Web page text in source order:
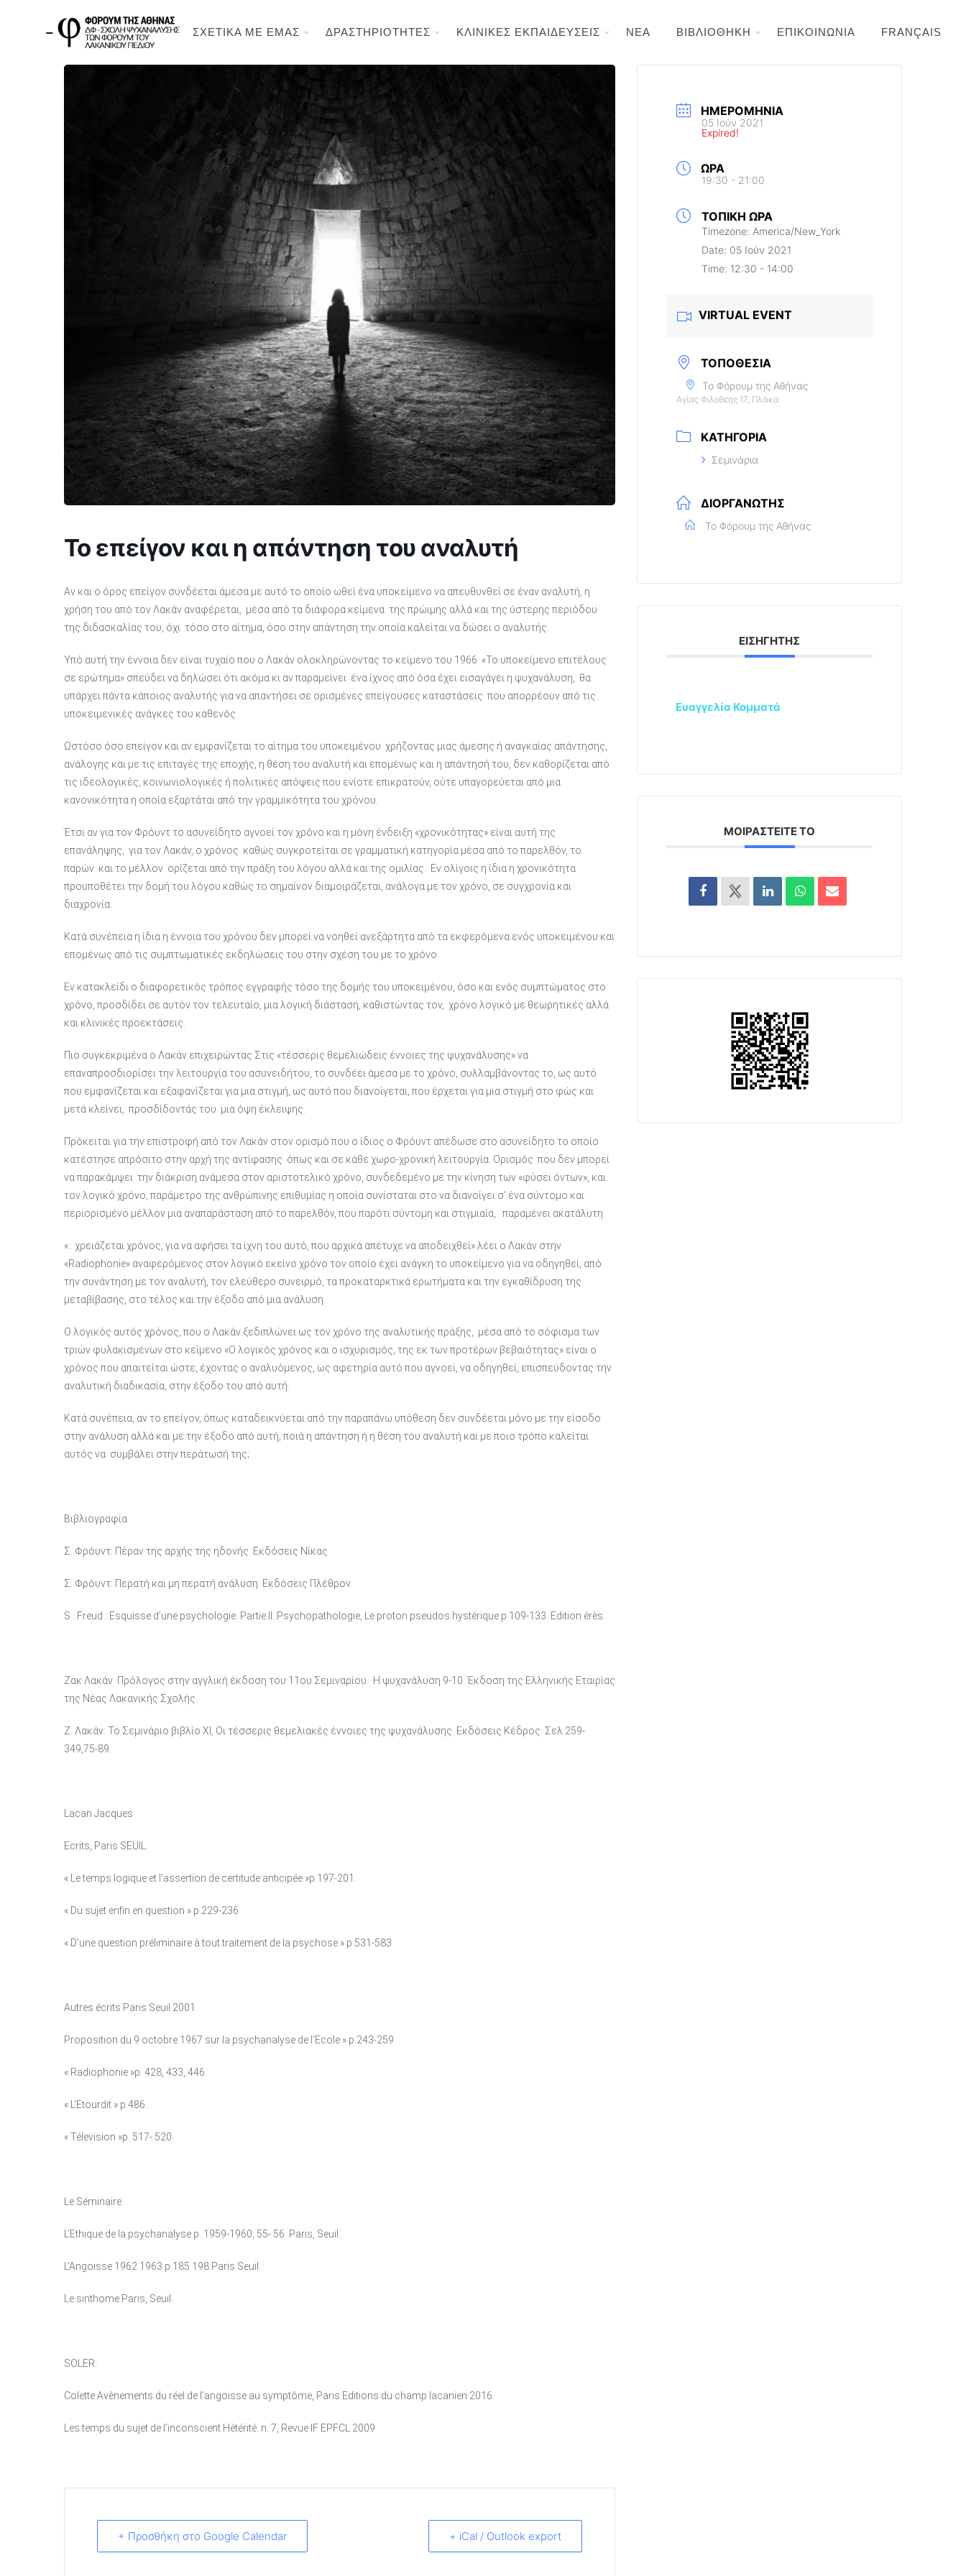
ΣΧΕΤΙΚΑ ΜΕ ΕΜΑΣ ΔΡΑΣΤΗΡΙΟΤΗΤΕΣ ΚΛΙΝΙΚΕΣ ΕΚΠΑΙΔΕΥΣΕΙΣ ΝΕΑ ΒΙΒΛΙΟΘΗΚΗ ΕΠΙΚΟΙΝΩΝΙΑ FRANÇAIS
Το επείγον και η απάντηση του αναλυτή
Αν και ο όρος επείγον συνδέεται άμεσα με αυτό το οποίο ωθεί ένα υποκείμενο να απευθυνθεί σε έναν αναλυτή, η
χρήση του από τον Λακάν αναφέρεται, μέσα από τα διάφορα κείμενα της πρώιμης αλλά και της ύστερης περιόδου
της διδασκαλίας του, όχι τόσο στο αίτημα, όσο στην απάντηση την οποία καλείται να δώσει ο αναλυτής.
Υπό αυτή την έννοια δεν είναι τυχαίο που ο Λακάν ολοκληρώνοντας το κείμενο του 1966 «Το υποκείμενο επιτέλους
σε ερώτημα» σπεύδει να δηλώσει ότι ακόμα κι αν παραμείνει ένα ίχνος από όσα έχει εισαγάγει η ψυχανάλυση, θα
υπάρχει πάντα κάποιος αναλυτής για να απαντήσει σε ορισμένες επείγουσες καταστάσεις που απορρέουν από τις
υποκειμενικές ανάγκες του καθενός.
Ωστόσο όσο επείγον και αν εμφανίζεται το αίτημα του υποκειμένου χρήζοντας μιας άμεσης ή αναγκαίας απάντησης,
ανάλογης και με τις επιταγές της εποχής, η θέση του αναλυτή και επομένως και η απάντησή του, δεν καθορίζεται από
τις ιδεολογικές, κοινωνιολογικές ή πολιτικές απόψεις που ενίοτε επικρατούν, ούτε υπαγορεύεται από μια
κανονικότητα η οποία εξαρτάται από την γραμμικότητα του χρόνου.
Έτσι αν για τον Φρόυντ το ασυνείδητο αγνοεί τον χρόνο και η μόνη ένδειξη «χρονικότητας» είναι αυτή της
επανάληψης, για τον Λακάν, ο χρόνος καθώς συγκροτείται σε γραμματική κατηγορία μέσα από το παρελθόν, το
παρών και το μέλλον ορίζεται από την πράξη του λόγου αλλά και της ομιλίας. Εν ολίγοις η ίδια η χρονικότητα
προυποθέτει την δομή του λόγου καθώς το σημαίνον διαμοιράζεται, ανάλογα με τον χρόνο, σε συγχρονία και
διαχρονία.
Κατά συνέπεια η ίδια η έννοια του χρόνου δεν μπορεί να νοηθεί ανεξάρτητα από τα εκφερόμενα ενός υποκειμένου και
επομένως από τις συμπτωματικές εκδηλώσεις του στην σχέση του με το χρόνο.
Εν κατακλείδι ο διαφορετικός τρόπος εγγραφής τόσο της δομής του υποκειμένου, όσο και ενός συμπτώματος στο
χρόνο, προσδίδει σε αυτόν τον τελευταίο, μια λογική διάσταση, καθιστώντας τον, χρόνο λογικό με θεωρητικές αλλά
και κλινικές προεκτάσεις.
Πιο συγκεκριμένα ο Λακάν επιχειρώντας Στις «τέσσερις θεμελιώδεις έννοιες της ψυχανάλυσης» να
επαναπροσδιορίσει την λειτουργία του ασυνειδήτου, το συνδέει άμεσα με το χρόνο, συλλαμβάνοντας το, ως αυτό
που εμφανίζεται και εξαφανίζεται για μια στιγμή, ως αυτό που διανοίγεται, που έρχεται για μια στιγμή στο φώς και
μετά κλείνει, προσδίδοντάς του μια όψη έκλειψης.
Πρόκειται για την επιστροφή από τον Λακάν στον ορισμό που ο ίδιος ο Φρόυντ απέδωσε στο ασυνείδητο το οποίο
κατέστησε απρόσιτο στην αρχή της αντίφασης όπως και σε κάθε χωρο-χρονική λειτουργία. Ορισμός που δεν μπορεί
να παρακάμψει την διάκριση ανάμεσα στον αριστοτελικό χρόνο, συνδεδεμένο με την κίνηση των «φύσει όντων», και
τον λογικό χρόνο, παράμετρο της ανθρώπινης επιθυμίας η οποία συνίσταται στο να διανοίγει σ’ ένα σύντομο και
περιορισμένο μέλλον μια αναπαράσταση από το παρελθόν, που παρότι σύντομη και στιγμιαία, παραμένει ακατάλυτη.
«…χρειάζεται χρόνος, για να αφήσει τα ίχνη του αυτό, που αρχικά απέτυχε να αποδειχθεί» λέει ο Λακάν στην
«Radiophonie» αναφερόμενος στον λογικό εκείνο χρόνο τον οποίο έχει ανάγκη το υποκείμενο για να οδηγηθεί, από
την συνάντηση με τον αναλυτή, τον ελεύθερο συνειρμό, τα προκαταρκτικά ερωτήματα και την εγκαθίδρυση της
μεταβίβασης, στο τέλος και την έξοδο από μια ανάλυση.
Ο λογικός αυτός χρόνος, που ο Λακάν ξεδιπλώνει ως τον χρόνο της αναλυτικής πράξης, μέσα από το σόφισμα των
τριών φυλακισμένων στο κείμενο «Ο λογικός χρόνος και ο ισχυρισμός, της εκ των προτέρων βεβαιότητας» είναι ο
χρόνος που απαιτείται ώστε, έχοντας ο αναλυόμενος, ως αφετηρία αυτό που αγνοεί, να οδηγηθεί, επισπεύδοντας την
αναλυτική διαδικασία, στην έξοδο του από αυτή.
Κατά συνέπεια, αν το επείγον, όπως καταδεικνύεται από την παραπάνω υπόθεση δεν συνδέεται μόνο με την είσοδο
στην ανάλυση αλλά και με την έξοδο από αυτή, ποιά η απάντηση ή η θέση του αναλυτή και με ποιο τρόπο καλείται
αυτός να συμβάλει στην περάτωσή της;
Βιβλιογραφία
Σ. Φρόυντ: Πέραν της αρχής της ηδονής. Εκδόσεις Νίκας
Σ. Φρόυντ: Περατή και μη περατή ανάλυση. Εκδόσεις Πλέθρον.
S : Freud : Esquisse d’une psychologie. Partie II. Psychopathologie, Le proton pseudos hystérique p.109-133. Εdition érès.
Ζακ Λακάν: Πρόλογος στην αγγλική έκδοση του 11ου Σεμιναρίου. Η ψυχανάλυση 9-10. Έκδοση της Ελληνικής Εταιρίας
της Νέας Λακανικής Σχολής.
Ζ. Λακάν: Το Σεμινάριο βιβλίο ΧΙ, Οι τέσσερις θεμελιακές έννοιες της ψυχανάλυσης. Εκδόσεις Κέδρος. Σελ.259-
349,75-89.
Lacan Jacques
Ecrits, Paris SEUIL.
« Le temps logique et l’assertion de certitude anticipée »p.197-201.
« Du sujet enfin en question » p.229-236
« D’une question préliminaire à tout traitement de la psychose » p.531-583
Autres écrits Paris Seuil 2001
Proposition du 9 octobre 1967 sur la psychanalyse de l’Ecole » p.243-259
« Radiophonie »p. 428, 433, 446.
« L’Etourdit » p.486.
« Télevision »p. 517- 520.
Le Séminaire
L’Ethique de la psychanalyse p. 1959-1960, 55- 56. Paris, Seuil.
L’Angoisse 1962 1963 p 185 198 Paris Seuil.
Le sinthome Paris, Seuil.
SOLER:
Colette Avènements du réel de l’angoisse au symptôme, Paris Editions du champ lacanien 2016.
Les temps du sujet de l’inconscient Hétérité. n. 7, Revue IF EPFCL 2009
+ Προσθήκη στο Google Calendar + iCal / Outlook export
ΗΜΕΡΟΜΗΝΊΑ
05 Ιούν 2021
Expired!
ΏΡΑ
19:30 - 21:00
ΤΟΠΙΚΉ ΏΡΑ
Timezone: America/New_York
Date: 05 Ιούν 2021
Time: 12:30 - 14:00
VIRTUAL EVENT
ΤΟΠΟΘΕΣΊΑ
Το Φόρουμ της Αθήνας
Αγίας Φιλοθέης 17, Πλάκα
ΚΑΤΗΓΟΡΊΑ
Σεμινάρια
ΔΙΟΡΓΑΝΩΤΉΣ
Το Φόρουμ της Αθήνας
ΕΙΣΗΓΗΤΉΣ
Ευαγγελία Κομματά
ΜΟΙΡΑΣΤΕΊΤΕ ΤΟ